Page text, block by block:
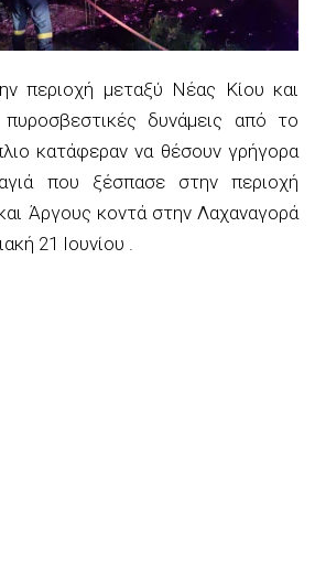
περιοχή μεταξύ Νέας Κίου και
δυνάμεις από το
κατάφεραν να θέσουν γρήγορα
που ξέσπασε στην περιοχή
Άργους κοντά στην Λαχαναγορά
21 Ιουνίου .